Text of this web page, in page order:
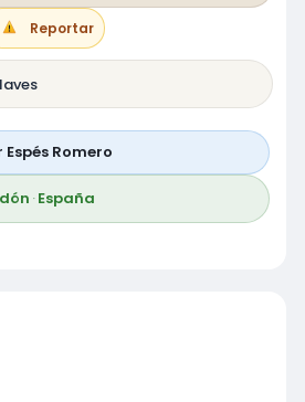
Reportar
Romero
·España